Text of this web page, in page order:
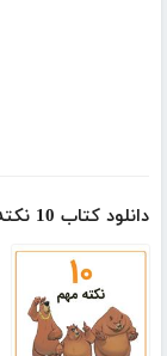
دانلود کتاب 10 نکته مهم اصول طراحی کاراکتر کارتونی